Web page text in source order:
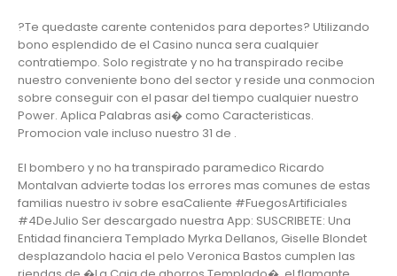
?Te quedaste carente contenidos para deportes? Utilizando
bono esplendido de el Casino nunca sera cualquier
contratiempo. Solo registrate y no ha transpirado recibe
nuestro conveniente bono del sector y reside una conmocion
sobre conseguir con el pasar del tiempo cualquier nuestro
Power. Aplica Palabras asi� como Caracteristicas.
Promocion vale incluso nuestro 31 de .
El bombero y no ha transpirado paramedico Ricardo
Montalvan advierte todas los errores mas comunes de estas
familias nuestro iv sobre esaCaliente #FuegosArtificiales
#4DeJulio Ser descargado nuestra App: SUSCRIBETE: Una
Entidad financiera Templado Myrka Dellanos, Giselle Blondet
desplazandolo hacia el pelo Veronica Bastos cumplen las